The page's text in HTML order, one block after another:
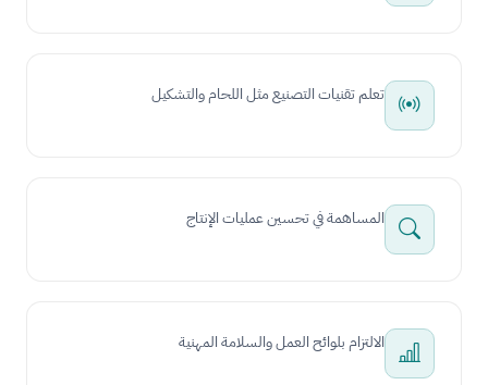
تعلم تقنيات التصنيع مثل اللحام والتشكيل
المساهمة في تحسين عمليات الإنتاج
الالتزام بلوائح العمل والسلامة المهنية